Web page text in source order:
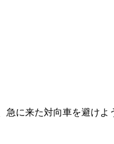
に来た対向車を避け